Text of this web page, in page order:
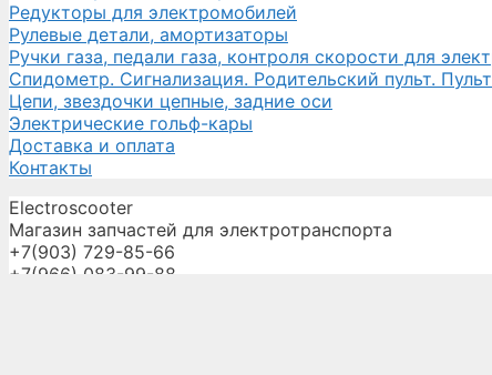
Редукторы для электромобилей
Рулевые детали, амортизаторы
Ручки газа, педали газа, контроля скорости для
Спидометр. Сигнализация. Родительский пульт.
Цепи, звездочки цепные, задние оси
Электрические гольф-кары
Доставка и оплата
Контакты
Electroscooter
Магазин запчастей для электротранспорта
+7(903) 729-85-66
+7(966) 083-99-88